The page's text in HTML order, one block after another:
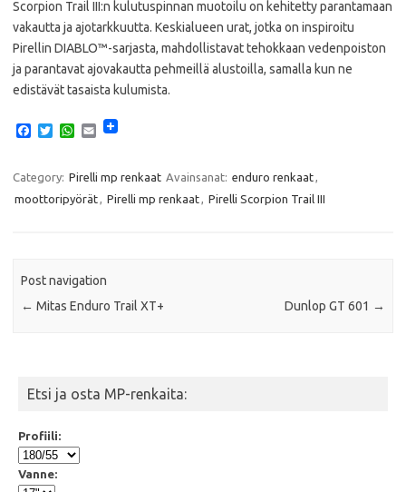
Scorpion Trail III:n kulutuspinnan muotoilu on kehitetty parantamaan
vakautta ja ajotarkkuutta. Keskialueen urat, jotka on inspiroitu
Pirellin DIABLO™-sarjasta, mahdollistavat tehokkaan vedenpoiston
ja parantavat ajovakautta pehmeillä alustoilla, samalla kun ne
edistävät tasaista kulumista.
e
b
o
T
t
t
e
W
t
A
E
i
Category: Pirelli mp renkaat Avainsanat: enduro renkaat,
moottoripyörät, Pirelli mp renkaat, Pirelli Scorpion Trail III
Post navigation
← Mitas Enduro Trail XT+ Dunlop GT 601 →
Etsi ja osta MP-renkaita:
Profiili:
Vanne: